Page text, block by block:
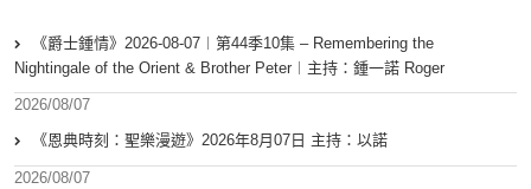
《爵士鍾情》2026-08-07︱第44季10集 – Remembering the
Nightingale of the Orient & Brother Peter︱主持：鍾一諾 Roger
2026/08/07
《恩典時刻：聖樂漫遊》2026年8月07日 主持：以諾
2026/08/07